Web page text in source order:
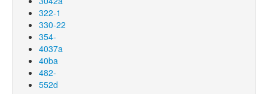
322-1
330-22
354-
4037a
40ba
482-
552d